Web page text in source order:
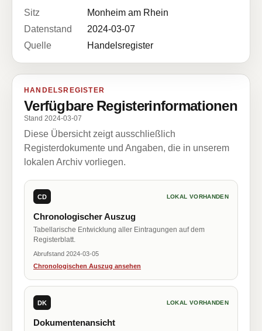
Sitz
Monheim am Rhein
Datenstand
2024-03-07
Quelle
Handelsregister
HANDELSREGISTER
Verfügbare Registerinformationen
Stand 2024-03-07
Diese Übersicht zeigt ausschließlich
Registerdokumente und Angaben, die in unserem
lokalen Archiv vorliegen.
CD LOKAL VORHANDEN
Chronologischer Auszug
Tabellarische Entwicklung aller Eintragungen auf dem
Registerblatt.
Abrufstand 2024-03-05
Chronologischen Auszug ansehen
DK LOKAL VORHANDEN
Dokumentenansicht